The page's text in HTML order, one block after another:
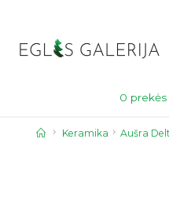
content
0 prekės
Home
Keramika Aušra